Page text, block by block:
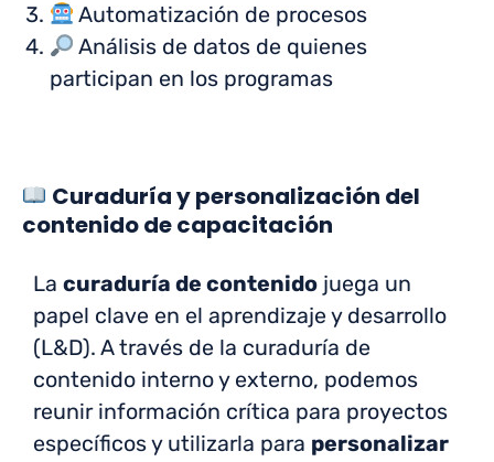
Automatización de procesos
Análisis de datos de quienes
participan en los programas
Curaduría y personalización del
contenido de capacitación
La curaduría de contenido juega un
papel clave en el aprendizaje y desarrollo
(L&D). A través de la curaduría de
contenido interno y externo, podemos
reunir información crítica para proyectos
específicos y utilizarla para personalizar